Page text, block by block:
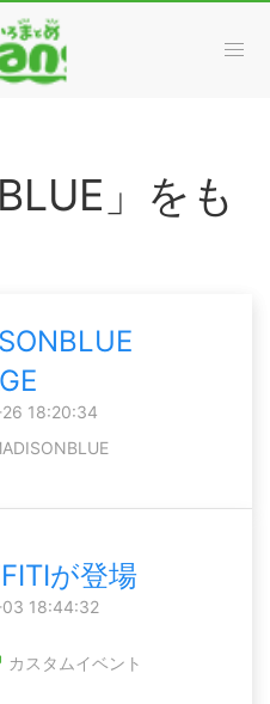
」をも
18:20:34
が登場
18:44:32
カスタムイベント